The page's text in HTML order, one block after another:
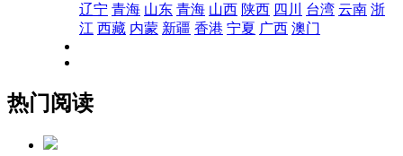
辽宁 青海 山东 青海 山西 陕西 四川 台湾 云南 浙
江 西藏 内蒙 新疆 香港 宁夏 广西 澳门
热门阅读